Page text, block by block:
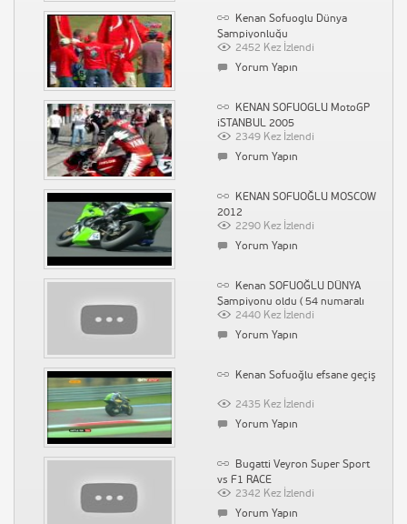
Kenan Sofuoglu Dünya
Şampiyonluğu
2452 Kez İzlendi
Yorum Yapın
KENAN SOFUOGLU MotoGP
iSTANBUL 2005
2349 Kez İzlendi
Yorum Yapın
KENAN SOFUOĞLU MOSCOW
2012
2290 Kez İzlendi
Yorum Yapın
Kenan SOFUOĞLU DÜNYA
Şampiyonu oldu ( 54 numaralı
yeşil motosiklet )
2440 Kez İzlendi
Yorum Yapın
Kenan Sofuoğlu efsane geçiş
2435 Kez İzlendi
Yorum Yapın
Bugatti Veyron Super Sport
vs F1 RACE
2342 Kez İzlendi
Yorum Yapın